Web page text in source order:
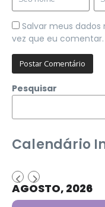
Salvar meus
vez que eu comentar.
Pesquisar
Calendário
AGOSTO, 2026